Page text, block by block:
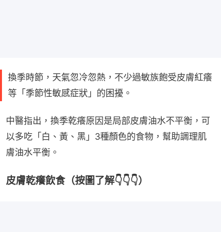
換季時節，天氣忽冷忽熱，不少過敏族飽受皮膚紅癢
等「季節性敏感症狀」的困擾。
中醫指出，換季乾癢原因是局部皮膚油水不平衡，可
以多吃「白、黃、黑」3種顏色的食物，幫助調理肌
膚油水平衡。
皮膚乾癢飲食（按圖了解👇👇👇）